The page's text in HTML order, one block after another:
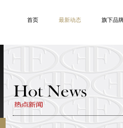
首页 最新动态 旗下品